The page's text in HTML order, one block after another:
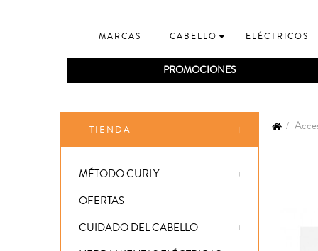
MARCAS CABELLO ELÉCTRICOS
PROMOCIONES
TIENDA
MÉTODO CURLY
OFERTAS
CUIDADO DEL CABELLO